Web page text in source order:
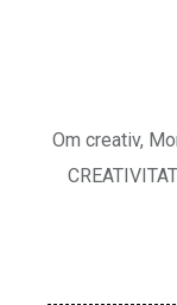
Om creativ,